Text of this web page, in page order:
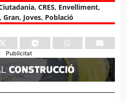
, CRES, Envelliment,
, Gran, Joves, Població
Publicitat